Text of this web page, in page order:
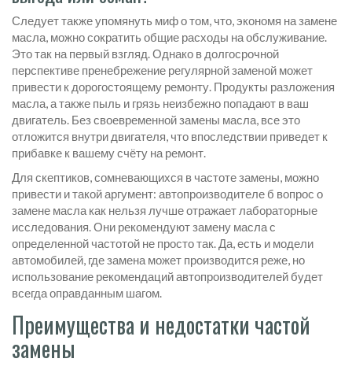
Следует также упомянуть миф о том, что, экономя на замене
масла, можно сократить общие расходы на обслуживание.
Это так на первый взгляд. Однако в долгосрочной
перспективе пренебрежение регулярной заменой может
привести к дорогостоящему ремонту. Продукты разложения
масла, а также пыль и грязь неизбежно попадают в ваш
двигатель. Без своевременной замены масла, все это
отложится внутри двигателя, что впоследствии приведет к
прибавке к вашему счёту на ремонт.
Для скептиков, сомневающихся в частоте замены, можно
привести и такой аргумент: автопроизводителе б вопрос о
замене масла как нельзя лучше отражает лабораторные
исследования. Они рекомендуют замену масла с
определенной частотой не просто так. Да, есть и модели
автомобилей, где замена может производится реже, но
использование рекомендаций автопроизводителей будет
всегда оправданным шагом.
Преимущества и недостатки частой
замены